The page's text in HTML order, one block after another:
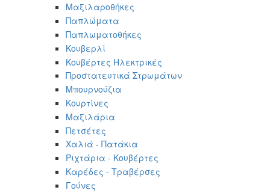
Μαξιλαροθήκες
Παπλώματα
Παπλωματοθήκες
Κουβερλί
Κουβέρτες Ηλεκτρικές
Προστατευτικά Στρωμάτων
Μπουρνούζια
Κουρτίνες
Μαξιλάρια
Πετσέτες
Χαλιά - Πατάκια
Ριχτάρια - Κουβέρτες
Καρέδες - Τραβέρσες
Γούνες